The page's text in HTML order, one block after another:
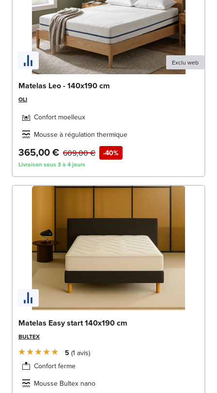
Exclu web
Matelas Leo - 140x190 cm
OLI
Confort moelleux
Mousse à régulation thermique
365,00 € -40%
609,00 €
Livraison sous 3 à 4 jours
Matelas Easy start 140x190 cm
BULTEX
5 1 avis
Confort ferme
Mousse Bultex nano